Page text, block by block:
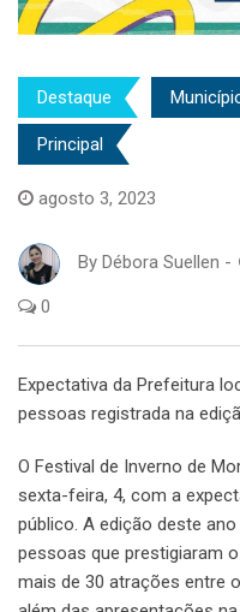
Destaque
Principal
agosto 3, 2023
By Débora Suellen -
0
Expectativa da Prefeitura
pessoas registrada na
O Festival de Inverno de
sexta-feira, 4, com a
público. A edição deste
pessoas que prestigiaram
mais de 30 atrações entre